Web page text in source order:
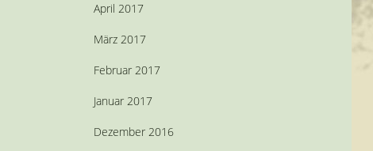
April 2017
März 2017
Februar 2017
Januar 2017
Dezember 2016